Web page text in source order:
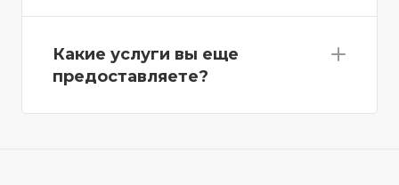
Какие услуги вы еще
предоставляете?